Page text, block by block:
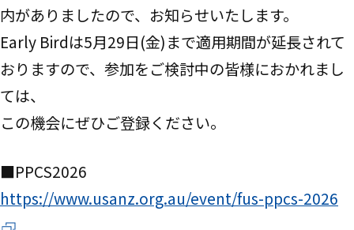
内がありましたので、お知らせいたします。
Early Birdは5月29日(金)まで適用期間が延長されて
おりますので、参加をご検討中の皆様におかれまし
ては、
この機会にぜひご登録ください。
■PPCS2026
https://www.usanz.org.au/event/fus-ppcs-2026